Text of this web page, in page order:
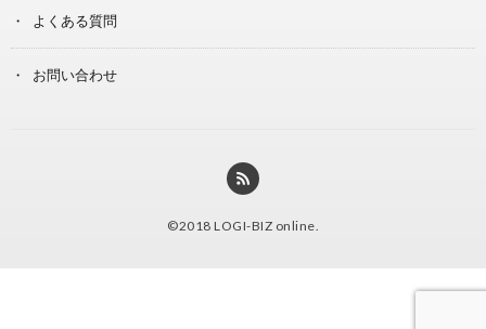
よくある質問
お問い合わせ
©2018 LOGI-BIZ online